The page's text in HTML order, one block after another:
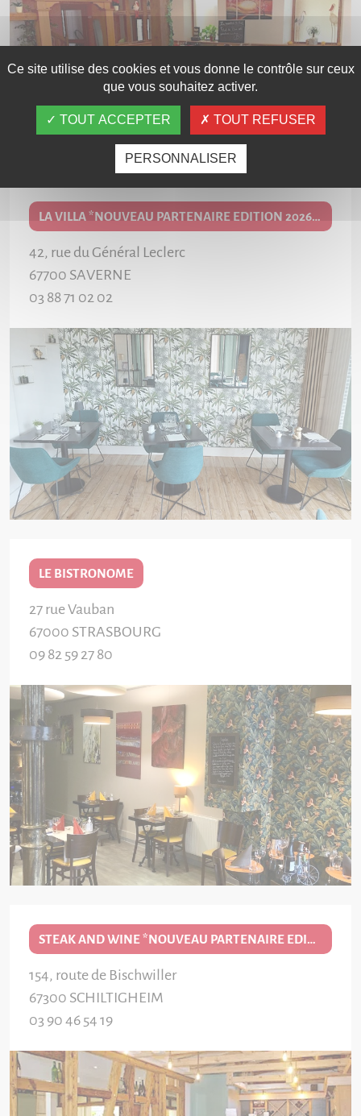
LA VILLA *NOUVEAU PARTENAIRE EDITION 2026/27*
42, rue du Général Leclerc
67700 SAVERNE
03 88 71 02 02
LE BISTRONOME
27 rue Vauban
67000 STRASBOURG
09 82 59 27 80
STEAK AND WINE *NOUVEAU PARTENAIRE EDITION 2026/27*
154, route de Bischwiller
67300 SCHILTIGHEIM
03 90 46 54 19
Ce site utilise des cookies et vous donne le contrôle sur ceux
que vous souhaitez activer.
TOUT ACCEPTER TOUT REFUSER
PERSONNALISER